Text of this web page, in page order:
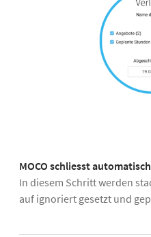
MOCO schliesst
In diesem Schritt werden
auf ignoriert gesetzt und